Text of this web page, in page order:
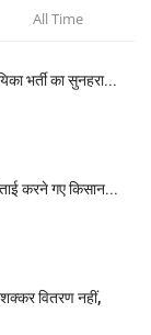
All Time
भर्ती का सुनहरा...
करने गए किसान...
वितरण नहीं,